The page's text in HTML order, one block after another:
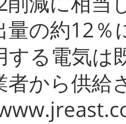
量の約12％
する電気は
者から供給